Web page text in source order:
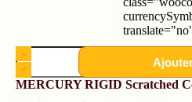
MERCURY RIGID Scratched